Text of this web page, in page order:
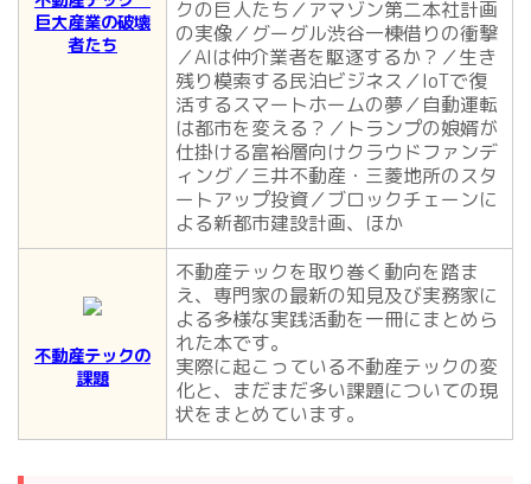
巨大産業の破壊
者たち
クの巨人たち／アマゾン第二本社計画
の実像／グーグル渋谷一棟借りの衝撃
／AIは仲介業者を駆逐するか？／生き
残り模索する民泊ビジネス／IoTで復
活するスマートホームの夢／自動運転
は都市を変える？／トランプの娘婿が
仕掛ける富裕層向けクラウドファンデ
ィング／三井不動産・三菱地所のスタ
ートアップ投資／ブロックチェーンに
よる新都市建設計画、ほか
不動産テックの
課題
不動産テックを取り巻く動向を踏ま
え、専門家の最新の知見及び実務家に
よる多様な実践活動を一冊にまとめら
れた本です。
実際に起こっている不動産テックの変
化と、まだまだ多い課題についての現
状をまとめています。